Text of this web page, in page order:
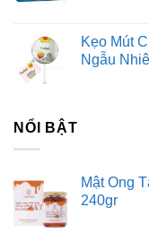
Kẹo Mút
Ngẫu
NỔI BẬT
Mật Ong
240gr